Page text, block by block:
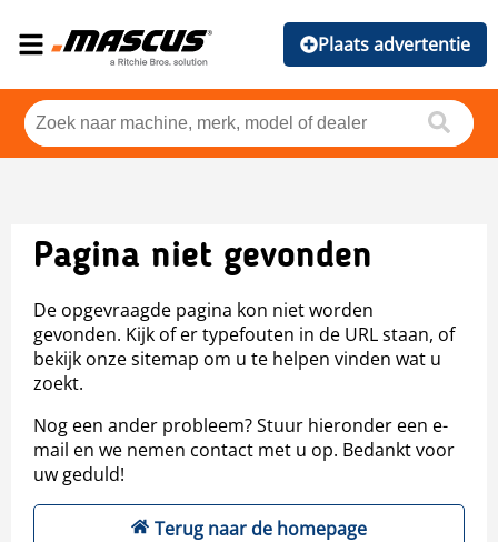
Plaats advertentie
Pagina niet gevonden
De opgevraagde pagina kon niet worden
gevonden. Kijk of er typefouten in de URL staan, of
bekijk onze sitemap om u te helpen vinden wat u
zoekt.
Nog een ander probleem? Stuur hieronder een e-
mail en we nemen contact met u op. Bedankt voor
uw geduld!
Terug naar de homepage